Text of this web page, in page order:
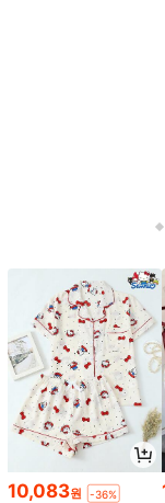
10,083원 -36%